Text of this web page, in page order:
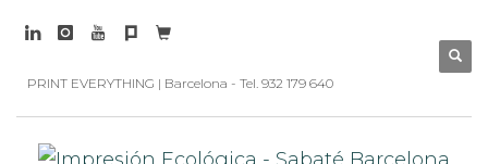
PRINT EVERYTHING | Barcelona - Tel. 932 179 640